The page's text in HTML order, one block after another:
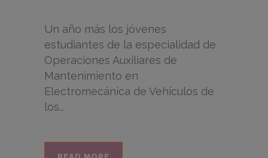
Un año más los jóvenes
estudiantes de la especialidad de
Operaciones Auxiliares de
Mantenimiento en
Electromecánica de Vehículos de
los...